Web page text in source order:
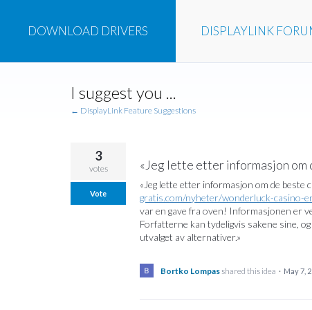
DISPLAYLINK
DOWNLOAD DRIVERS
I suggest you ...
← DisplayLink Feature Suggestions
«Jeg lette etter informasjon om
«Jeg lette etter informasjon om de beste
gratis.com/nyheter/wonderluck-casino-
var en gave fra oven! Informasjonen er
Forfatterne kan tydeligvis sakene sine,
utvalget av alternativer.»
3
votes
Vote
Bortko Lompasshared this idea · May 7,